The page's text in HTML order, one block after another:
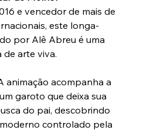
e vencedor de mais de
este longa-
por Alê Abreu é uma
arte viva.
animação acompanha a
garoto que deixa sua
do pai, descobrindo
controlado pela